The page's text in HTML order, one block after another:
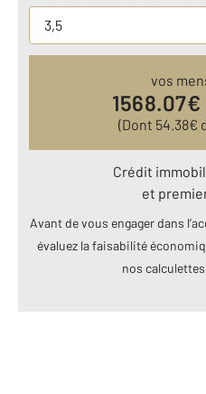
vos
1568.07€
(Dont 54.38€
Crédit
et
Avant de vous engager dans
évaluez la faisabilité
nos